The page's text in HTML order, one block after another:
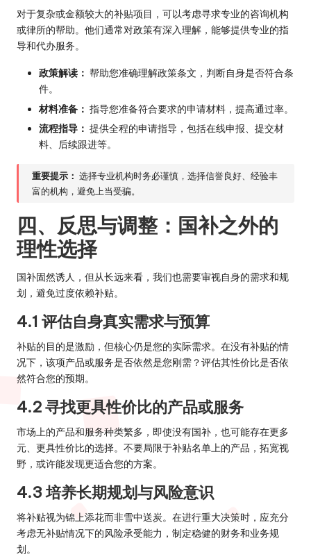
对于复杂或金额较大的补贴项目，可以考虑寻求专业的咨询机构
或律所的帮助。他们通常对政策有深入理解，能够提供专业的指
导和代办服务。
政策解读： 帮助您准确理解政策条文，判断自身是否符合条
件。
材料准备： 指导您准备符合要求的申请材料，提高通过率。
流程指导： 提供全程的申请指导，包括在线申报、提交材
料、后续跟进等。
重要提示： 选择专业机构时务必谨慎，选择信誉良好、经验丰
富的机构，避免上当受骗。
四、反思与调整：国补之外的
理性选择
国补固然诱人，但从长远来看，我们也需要审视自身的需求和规
划，避免过度依赖补贴。
4.1 评估自身真实需求与预算
补贴的目的是激励，但核心仍是您的实际需求。在没有补贴的情
况下，该项产品或服务是否依然是您刚需？评估其性价比是否依
然符合您的预期。
4.2 寻找更具性价比的产品或服务
市场上的产品和服务种类繁多，即使没有国补，也可能存在更多
元、更具性价比的选择。不要局限于补贴名单上的产品，拓宽视
野，或许能发现更适合您的方案。
4.3 培养长期规划与风险意识
将补贴视为锦上添花而非雪中送炭。在进行重大决策时，应充分
考虑无补贴情况下的风险承受能力，制定稳健的财务和业务规
划。